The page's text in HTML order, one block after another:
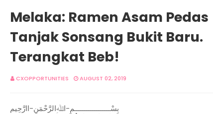
Melaka: Ramen Asam Pedas
Tanjak Sonsang Bukit Baru.
Terangkat Beb!
CXOPPORTUNITIES AUGUST 02, 2019
بِسْــــــــــــــــــمِ-اﷲِالرَّحْمَنِ-اارَّحِيم